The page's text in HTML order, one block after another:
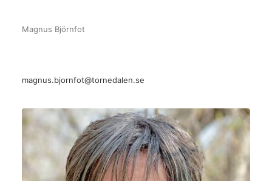
Magnus Björnfot
magnus.bjornfot@tornedalen.se